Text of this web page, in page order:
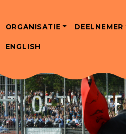
ORGANISATIE DEELNEMER
ENGLISH